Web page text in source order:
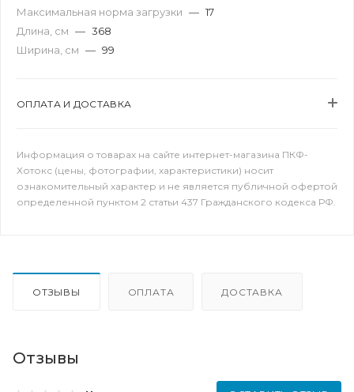
Максимальная норма загрузки — 17
Длина, см — 368
Ширина, см — 99
ОПЛАТА И ДОСТАВКА
Информация о товарах на сайте интернет-магазина ПКФ-
Хотокс (цены, фотографии, характеристики) носит
ознакомительный характер и не является публичной офертой
определенной пунктом 2 статьи 437 Гражданского кодекса РФ.
ОТЗЫВЫ ОПЛАТА ДОСТАВКА
Отзывы